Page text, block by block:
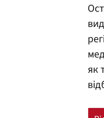
як